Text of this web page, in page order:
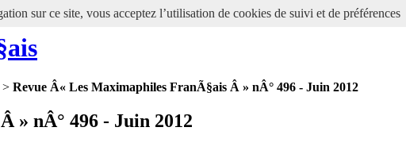
sur ce site, vous acceptez l’utilisation de cookies de suivi et de préférences
> Revue Â« Les Maximaphiles FranÃ§ais Â » nÂ° 496 - Juin 2012
» nÂ° 496 - Juin 2012